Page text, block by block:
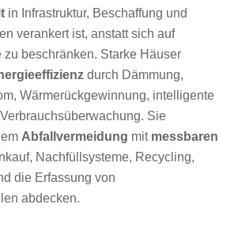
in Infrastruktur, Beschaffung und
verankert ist, anstatt sich auf
zu beschränken. Starke Häuser
durch Dämmung,
Wärmerückgewinnung, intelligente
Sie
Abfallvermeidung mit messbaren
Nachfüllsysteme, Recycling,
die Erfassung von
abdecken.